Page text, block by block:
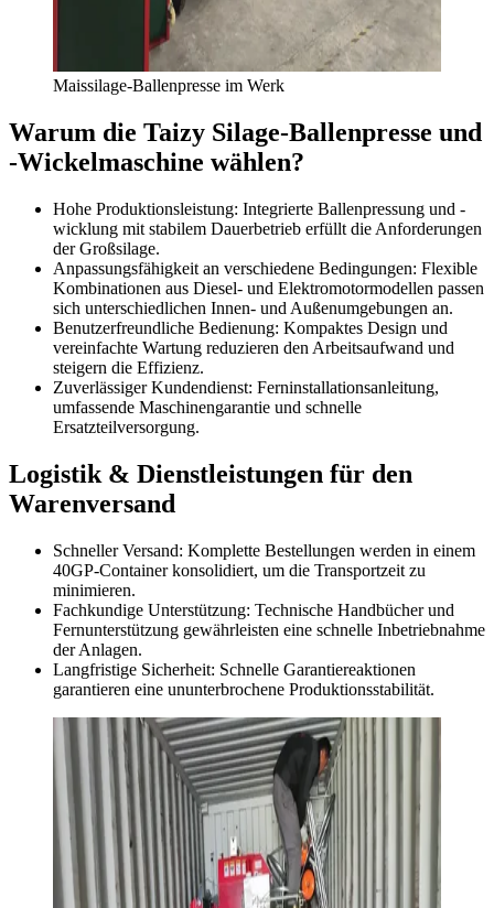
Maissilage-Ballenpresse im Werk
Warum die Taizy Silage-Ballenpresse und
-Wickelmaschine wählen?
Hohe Produktionsleistung: Integrierte Ballenpressung und -
wicklung mit stabilem Dauerbetrieb erfüllt die Anforderungen
der Großsilage.
Anpassungsfähigkeit an verschiedene Bedingungen: Flexible
Kombinationen aus Diesel- und Elektromotormodellen passen
sich unterschiedlichen Innen- und Außenumgebungen an.
Benutzerfreundliche Bedienung: Kompaktes Design und
vereinfachte Wartung reduzieren den Arbeitsaufwand und
steigern die Effizienz.
Zuverlässiger Kundendienst: Ferninstallationsanleitung,
umfassende Maschinengarantie und schnelle
Ersatzteilversorgung.
Logistik & Dienstleistungen für den
Warenversand
Schneller Versand: Komplette Bestellungen werden in einem
40GP-Container konsolidiert, um die Transportzeit zu
minimieren.
Fachkundige Unterstützung: Technische Handbücher und
Fernunterstützung gewährleisten eine schnelle Inbetriebnahme
der Anlagen.
Langfristige Sicherheit: Schnelle Garantiereaktionen
garantieren eine ununterbrochene Produktionsstabilität.